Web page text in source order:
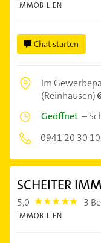
IMMOBILIEN
Chat starten
Im
(Reinhausen)
Geöffnet –
0941 20 30
SCHEITER
5,0 5.0 3
IMMOBILIEN